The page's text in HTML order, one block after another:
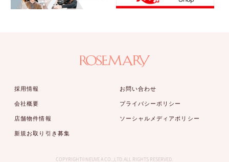
採用情報
会社概要
店舗物件情報
新規お取り引き募集
お問い合わせ
プライバシーポリシー
ソーシャルメディアポリシー
COPYRIGHT©NEUVE A CO.,LTD.ALL RIGHTS RESERVED.